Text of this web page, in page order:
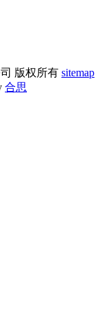
版权所有 sitemap
合思